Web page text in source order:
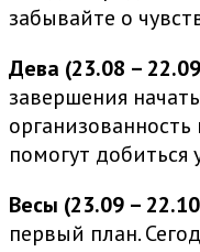
забывайте о
Дева (23.08 –
завершения
помогут добиться
Весы (23.09 –
первый план.